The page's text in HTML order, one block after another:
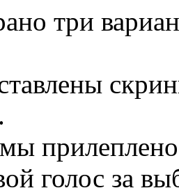
три
голос за